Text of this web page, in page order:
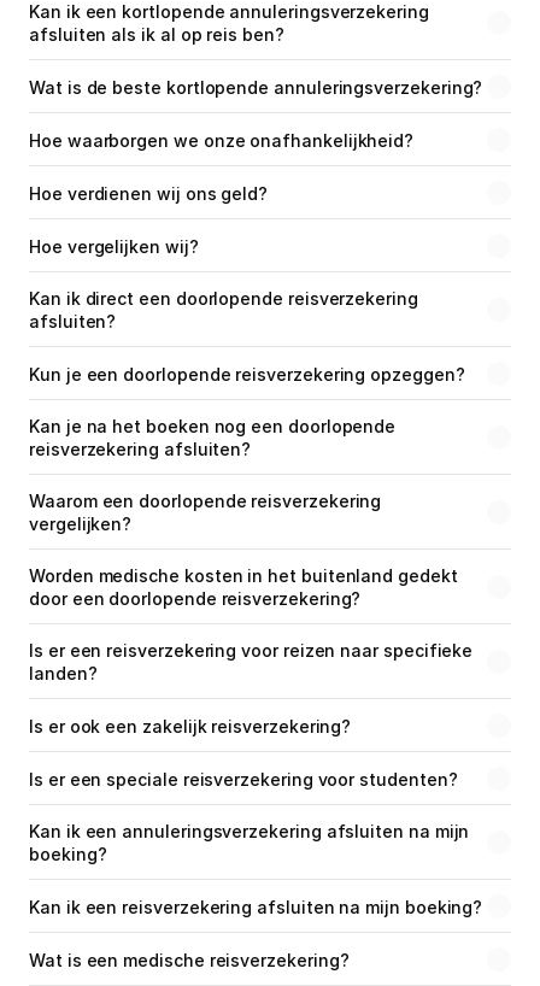
Kan ik een kortlopende annuleringsverzekering
afsluiten als ik al op reis ben?
Wat is de beste kortlopende annuleringsverzekering?
Hoe waarborgen we onze onafhankelijkheid?
Hoe verdienen wij ons geld?
Hoe vergelijken wij?
Kan ik direct een doorlopende reisverzekering
afsluiten?
Kun je een doorlopende reisverzekering opzeggen?
Kan je na het boeken nog een doorlopende
reisverzekering afsluiten?
Waarom een doorlopende reisverzekering
vergelijken?
Worden medische kosten in het buitenland gedekt
door een doorlopende reisverzekering?
Is er een reisverzekering voor reizen naar specifieke
landen?
Is er ook een zakelijk reisverzekering?
Is er een speciale reisverzekering voor studenten?
Kan ik een annuleringsverzekering afsluiten na mijn
boeking?
Kan ik een reisverzekering afsluiten na mijn boeking?
Wat is een medische reisverzekering?